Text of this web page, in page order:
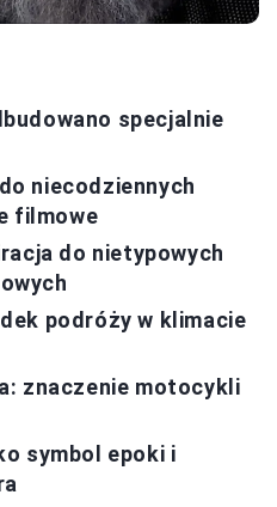
specjalnie
niecodziennych
filmowe
do nietypowych
podróży w klimacie
znaczenie motocykli
symbol epoki i